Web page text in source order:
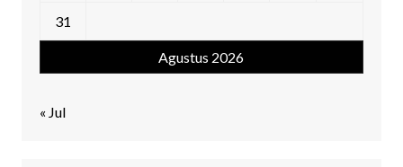
Agustus 2026
31
« Jul